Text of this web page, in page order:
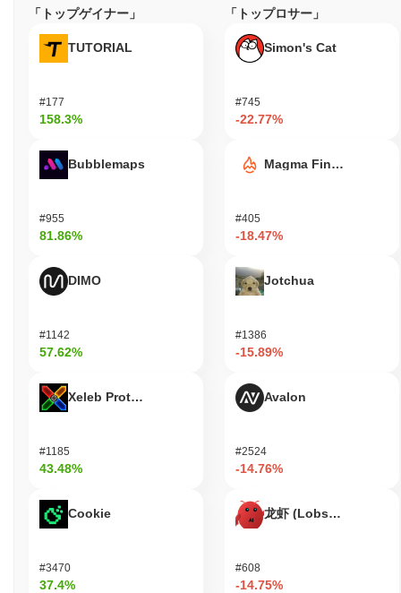
「トップゲイナー」
TUTORIAL
#177
158.3%
Bubblemaps
#955
81.86%
DIMO
#1142
57.62%
Xeleb Protocol
#1185
43.48%
Cookie
#3470
37.4%
「トップロサー」
Simon's Cat
#745
-22.77%
Magma Finance
#405
-18.47%
Jotchua
#1386
-15.89%
Avalon
#2524
-14.76%
龙虾 (Lobster)
#608
-14.75%